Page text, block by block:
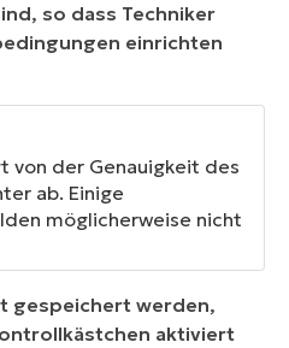
so dass Techniker
einrichten
von der Genauigkeit des
ab. Einige
möglicherweise nicht
gespeichert werden,
aktiviert